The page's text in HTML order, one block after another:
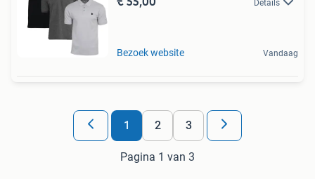
Details
Bezoek website Vandaag
1 2 3
Pagina 1 van 3